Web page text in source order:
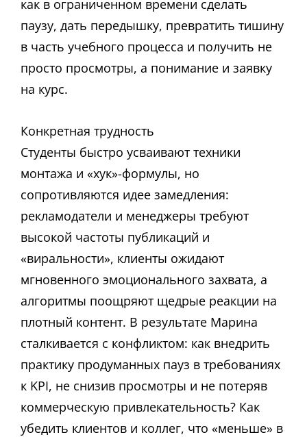
как в ограниченном времени сделать
паузу, дать передышку, превратить тишину
в часть учебного процесса и получить не
просто просмотры, а понимание и заявку
на курс.
Конкретная трудность
Студенты быстро усваивают техники
монтажа и «хук»-формулы, но
сопротивляются идее замедления:
рекламодатели и менеджеры требуют
высокой частоты публикаций и
«виральности», клиенты ожидают
мгновенного эмоционального захвата, а
алгоритмы поощряют щедрые реакции на
плотный контент. В результате Марина
сталкивается с конфликтом: как внедрить
практику продуманных пауз в требованиях
к KPI, не снизив просмотры и не потеряв
коммерческую привлекательность? Как
убедить клиентов и коллег, что «меньше» в